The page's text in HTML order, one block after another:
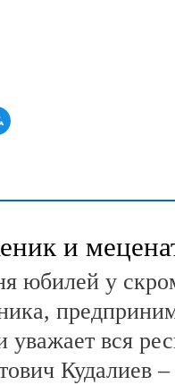
и
юбилей у
уважает вся
Кудалиев